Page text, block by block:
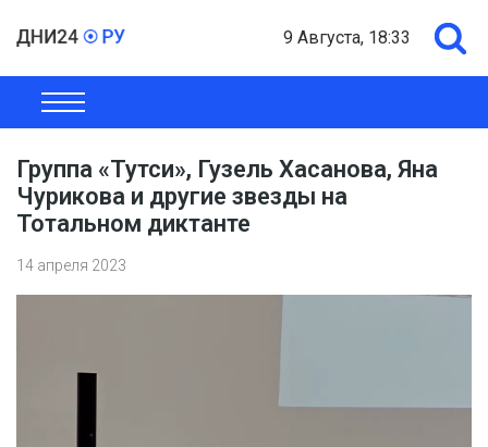
9 Августа, 18:33
ОБЩЕСТВО
Группа «Тутси», Гузель Хасанова, Яна
Чурикова и другие звезды на
Тотальном диктанте
14 апреля 2023